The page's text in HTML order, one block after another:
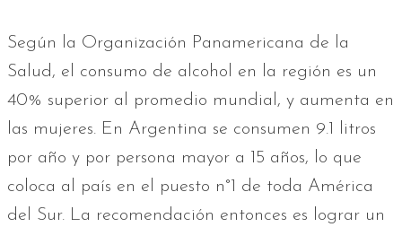
Según la Organización Panamericana de la
Salud, el consumo de alcohol en la región es un
40% superior al promedio mundial, y aumenta en
las mujeres. En Argentina se consumen 9.1 litros
por año y por persona mayor a 15 años, lo que
coloca al país en el puesto n°1 de toda América
del Sur. La recomendación entonces es lograr un